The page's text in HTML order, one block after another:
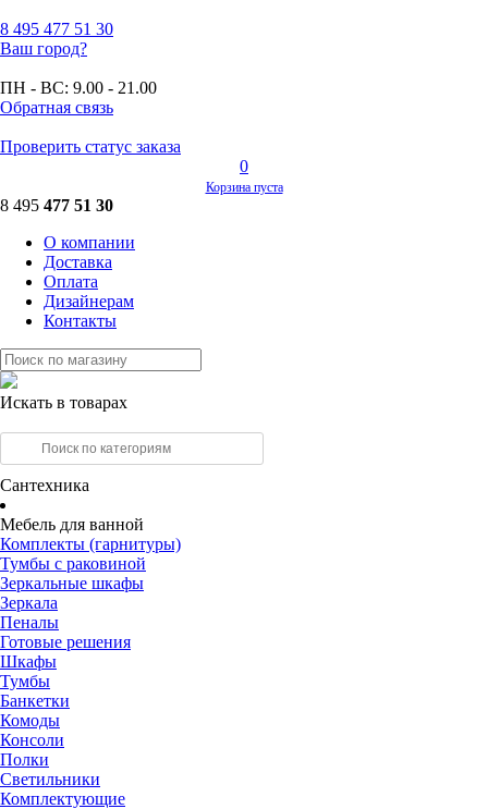
8 495 477 51 30
Ваш город?
ПН - ВС: 9.00 - 21.00
Обратная связь
Проверить статус заказа
0
Корзина пуста
8 495 477 51 30
О компании
Доставка
Оплата
Дизайнерам
Контакты
Искать в товарах
Сантехника
Мебель для ванной
Комплекты (гарнитуры)
Тумбы с раковиной
Зеркальные шкафы
Зеркала
Пеналы
Готовые решения
Шкафы
Тумбы
Банкетки
Комоды
Консоли
Полки
Светильники
Комплектующие